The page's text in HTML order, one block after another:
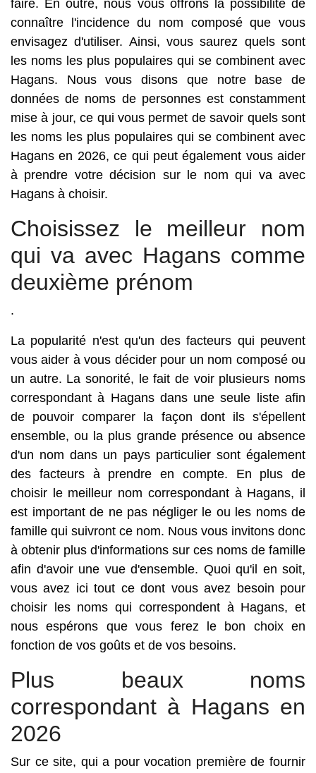
faire. En outre, nous vous offrons la possibilité de
connaître l'incidence du nom composé que vous
envisagez d'utiliser. Ainsi, vous saurez quels sont
les noms les plus populaires qui se combinent avec
Hagans. Nous vous disons que notre base de
données de noms de personnes est constamment
mise à jour, ce qui vous permet de savoir quels sont
les noms les plus populaires qui se combinent avec
Hagans en 2026, ce qui peut également vous aider
à prendre votre décision sur le nom qui va avec
Hagans à choisir.
Choisissez le meilleur nom
qui va avec Hagans comme
deuxième prénom
.
La popularité n'est qu'un des facteurs qui peuvent
vous aider à vous décider pour un nom composé ou
un autre. La sonorité, le fait de voir plusieurs noms
correspondant à Hagans dans une seule liste afin
de pouvoir comparer la façon dont ils s'épellent
ensemble, ou la plus grande présence ou absence
d'un nom dans un pays particulier sont également
des facteurs à prendre en compte. En plus de
choisir le meilleur nom correspondant à Hagans, il
est important de ne pas négliger le ou les noms de
famille qui suivront ce nom. Nous vous invitons donc
à obtenir plus d'informations sur ces noms de famille
afin d'avoir une vue d'ensemble. Quoi qu'il en soit,
vous avez ici tout ce dont vous avez besoin pour
choisir les noms qui correspondent à Hagans, et
nous espérons que vous ferez le bon choix en
fonction de vos goûts et de vos besoins.
Plus beaux noms
correspondant à Hagans en
2026
Sur ce site, qui a pour vocation première de fournir